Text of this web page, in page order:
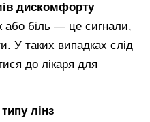
дискомфорту
або біль — це сигнали,
У таких випадках слід
до лікаря для
лінз